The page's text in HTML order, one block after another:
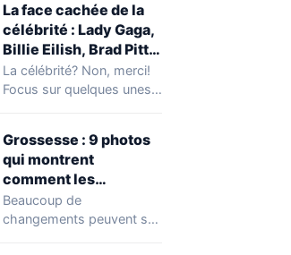
La face cachée de la
célébrité : Lady Gaga,
Billie Eilish, Brad Pitt,
Megan Fox… Ces 9
stars qui détestent le
La célébrité? Non, merci!
Focus sur quelques unes
Grossesse : 9 photos
qui montrent
comment les
célébrités ont changé
lorsqu’elles étaient
Beaucoup de
changements peuvent se